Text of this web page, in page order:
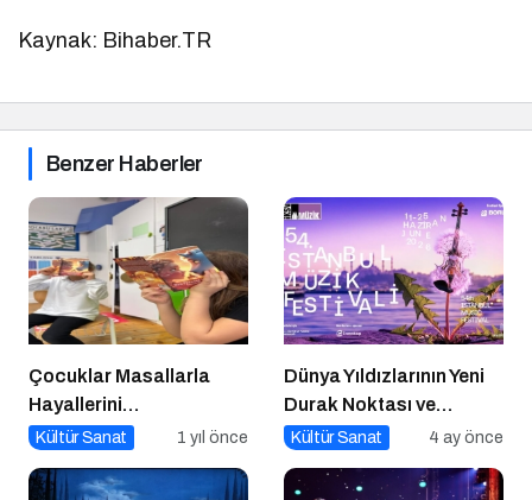
Kaynak: Bihaber.TR
Benzer Haberler
Çocuklar Masallarla
Hayallerini
Gerçekleştiriyor!
Kültür Sanat 1 yıl önce
Dünya Yıldızlarının Yeni
Durak Noktası ve
Küresel Müzik Sahnesi
Kültür Sanat 4 ay önce